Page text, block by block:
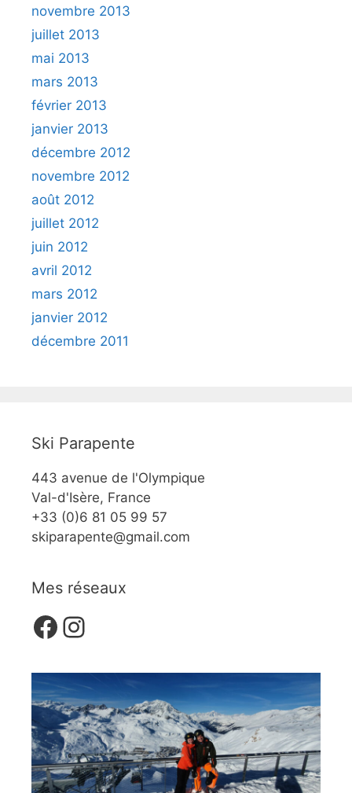
novembre 2013
juillet 2013
mai 2013
mars 2013
février 2013
janvier 2013
décembre 2012
novembre 2012
août 2012
juillet 2012
juin 2012
avril 2012
mars 2012
janvier 2012
décembre 2011
Ski Parapente
443 avenue de l'Olympique
Val-d'Isère, France
+33 (0)6 81 05 99 57
skiparapente@gmail.com
Mes réseaux
Facebook
Instagram